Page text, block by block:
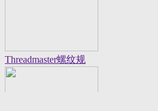
Threadmaster螺纹规